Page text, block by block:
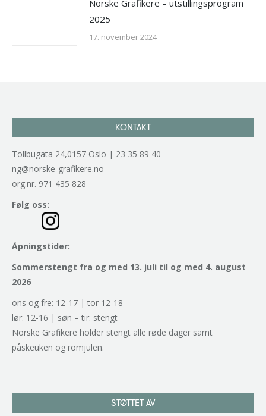
Norske Grafikere – utstillingsprogram
2025
17. november 2024
KONTAKT
Tollbugata 24,0157 Oslo | 23 35 89 40
ng@norske-grafikere.no
org.nr. 971 435 828
Følg oss:
Åpningstider:
Sommerstengt fra og med 13. juli til og med 4. august
2026
ons og fre: 12-17 | tor 12-18
lør: 12-16 | søn – tir: stengt
Norske Grafikere holder stengt alle røde dager samt
påskeuken og romjulen.
STØTTET AV